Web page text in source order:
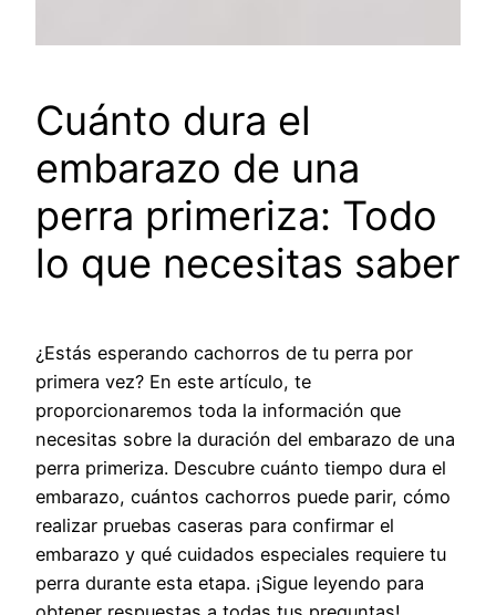
Cuánto dura el
embarazo de una
perra primeriza: Todo
lo que necesitas saber
¿Estás esperando cachorros de tu perra por
primera vez? En este artículo, te
proporcionaremos toda la información que
necesitas sobre la duración del embarazo de una
perra primeriza. Descubre cuánto tiempo dura el
embarazo, cuántos cachorros puede parir, cómo
realizar pruebas caseras para confirmar el
embarazo y qué cuidados especiales requiere tu
perra durante esta etapa. ¡Sigue leyendo para